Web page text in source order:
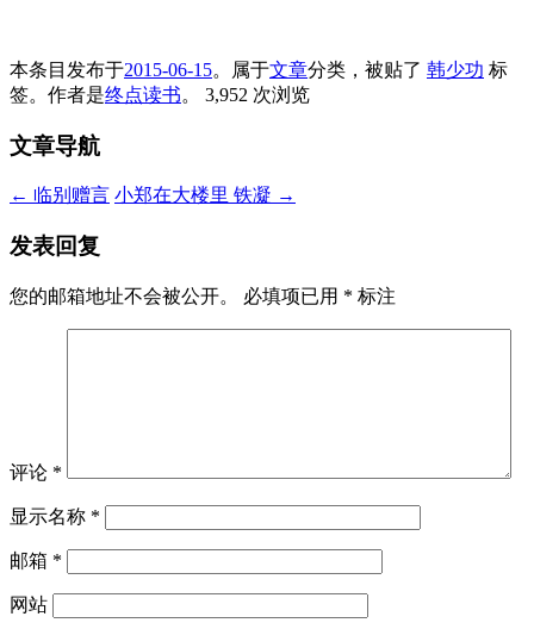
本条目发布于2015-06-15。属于文章分类，被贴了 韩少功 标
签。 作者是终点读书。 3,952 次浏览
文章导航
← 临别赠言 小郑在大楼里 铁凝 →
发表回复
您的邮箱地址不会被公开。 必填项已用 * 标注
评论 *
显示名称 *
邮箱 *
网站